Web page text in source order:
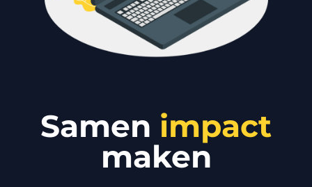
Samen impact
maken